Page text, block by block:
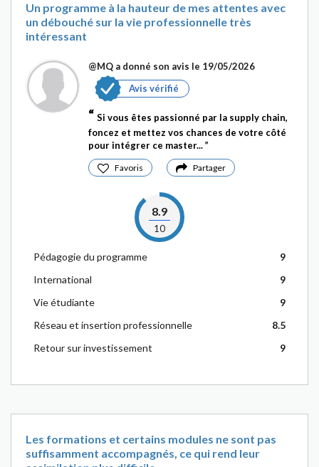
Un programme à la hauteur de mes attentes avec
un débouché sur la vie professionnelle très
intéressant
@MQ a donné son avis le 19/05/2026
Avis vérifié
Si vous êtes passionné par la supply chain,
foncez et mettez vos chances de votre côté
pour intégrer ce master...
Favoris Partager
8.9
10
Pédagogie du programme
9
International
9
Vie étudiante
9
Réseau et insertion professionnelle
8.5
Retour sur investissement
9
Les formations et certains modules ne sont pas
suffisamment accompagnés, ce qui rend leur